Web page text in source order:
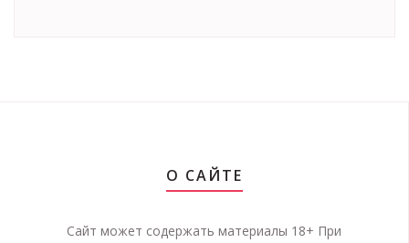
О САЙТЕ
Сайт может содержать материалы 18+ При